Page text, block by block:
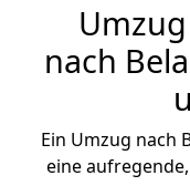
nach
Ein Umzug nach
eine